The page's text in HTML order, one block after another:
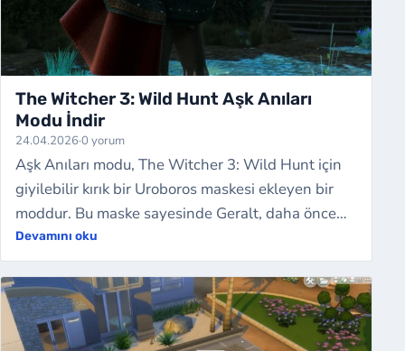
The Witcher 3: Wild Hunt Aşk Anıları
Modu İndir
24.04.2026·0 yorum
Aşk Anıları modu, The Witcher 3: Wild Hunt için
giyilebilir kırık bir Uroboros maskesi ekleyen bir
moddur. Bu maske sayesinde Geralt, daha önce
tamamladığı romantik sahneleri belir…
Devamını oku